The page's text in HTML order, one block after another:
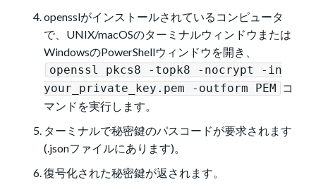
opensslがインストールされているコンピュータ
で、UNIX/macOSのターミナルウィンドウまたは
WindowsのPowerShellウィンドウを開き、
openssl pkcs8 -topk8 -nocrypt -in
your_private_key.pem -outform PEM
コ
マンドを実行します。
ターミナルで秘密鍵のパスコードが要求されます
(.jsonファイルにあります)。
復号化された秘密鍵が返されます。